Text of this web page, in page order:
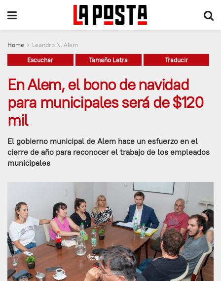
Home Leandro N. Alem
Escuchar Tamaño Letra Traducir
En Alem, el bono de navidad
para municipales será de $120
mil
El gobierno municipal de Alem hace un esfuerzo en el
cierre de año para reconocer el trabajo de los empleados
municipales